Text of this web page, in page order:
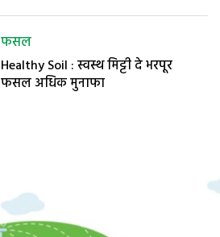
फसल
Healthy Soil : स्वस्थ मिट्टी दे भरपूर
फसल अधिक मुनाफा